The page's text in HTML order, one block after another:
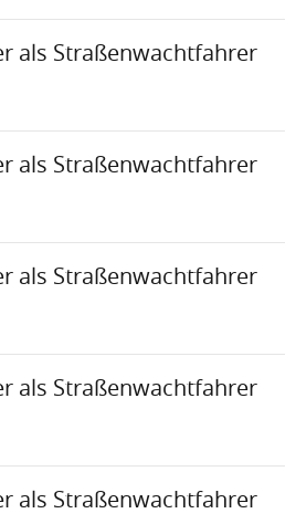
als Straßenwachtfahrer
als Straßenwachtfahrer
als Straßenwachtfahrer
als Straßenwachtfahrer
als Straßenwachtfahrer